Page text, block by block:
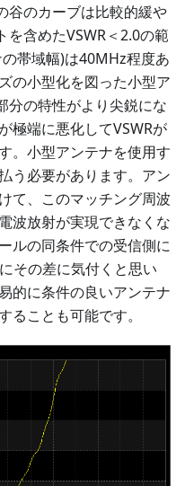
谷のカーブは比較的緩や
を含めたVSWR＜2.0の範
帯域幅)は40MHz程度あ
の小型化を図った小型ア
分の特性がより尖鋭にな
極端に悪化してVSWRが
。小型アンテナを使用す
う必要があります。アン
て、このマッチング周波
波放射が実現できなくな
ルの同条件での受信側に
その差に気付くと思い
的に条件の良いアンテナ
ることも可能です。